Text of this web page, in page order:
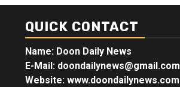
QUICK CONTACT
Name: Doon Daily News
E-Mail: doondailynews@gmail.com
Website: www.doondailynews.com